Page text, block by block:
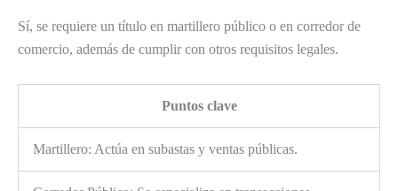
Sí, se requiere un título en martillero público o en corredor de
comercio, además de cumplir con otros requisitos legales.
Puntos clave
Martillero: Actúa en subastas y ventas públicas.